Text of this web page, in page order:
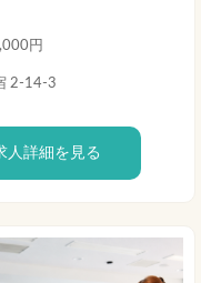
円
2-14-3
人詳細を見る